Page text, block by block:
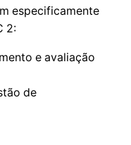
especificamente
2:
e avaliação
de